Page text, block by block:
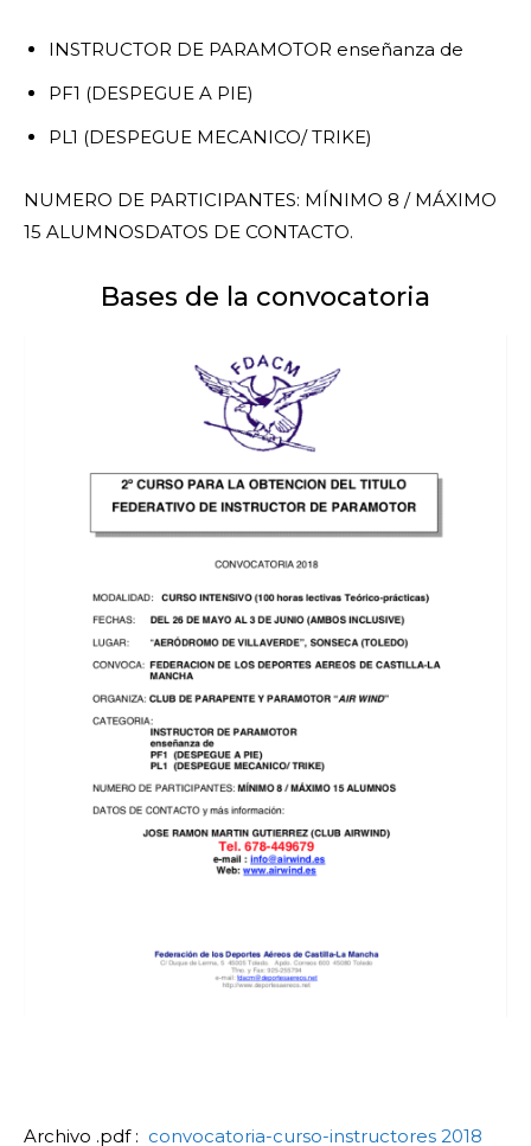
INSTRUCTOR DE PARAMOTOR enseñanza de
PF1 (DESPEGUE A PIE)
PL1 (DESPEGUE MECANICO/ TRIKE)
NUMERO DE PARTICIPANTES: MÍNIMO 8 / MÁXIMO
15 ALUMNOSDATOS DE CONTACTO.
Bases de la convocatoria
Archivo .pdf : convocatoria-curso-instructores 2018